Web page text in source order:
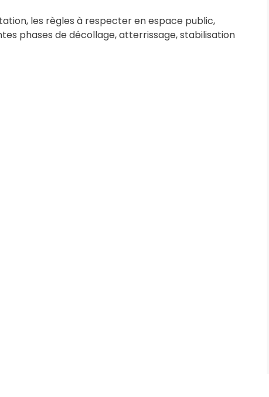
les règles à respecter en espace public,
phases de décollage, atterrissage, stabilisation